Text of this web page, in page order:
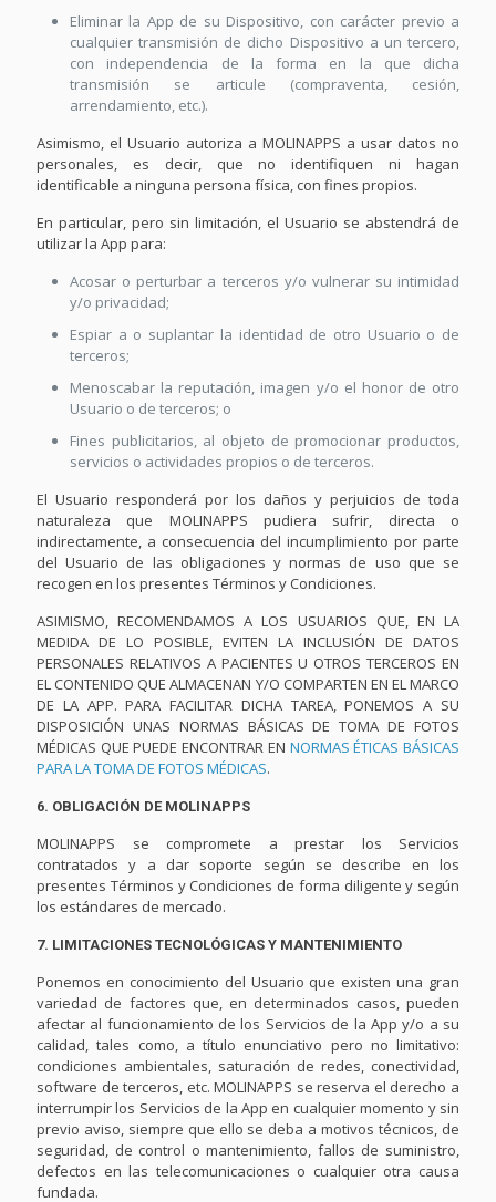
Eliminar la App de su Dispositivo, con carácter previo a
cualquier transmisión de dicho Dispositivo a un tercero,
con independencia de la forma en la que dicha
transmisión se articule (compraventa, cesión,
arrendamiento, etc.).
Asimismo, el Usuario autoriza a MOLINAPPS a usar datos no
personales, es decir, que no identifiquen ni hagan
identificable a ninguna persona física, con fines propios.
En particular, pero sin limitación, el Usuario se abstendrá de
utilizar la App para:
Acosar o perturbar a terceros y/o vulnerar su intimidad
y/o privacidad;
Espiar a o suplantar la identidad de otro Usuario o de
terceros;
Menoscabar la reputación, imagen y/o el honor de otro
Usuario o de terceros; o
Fines publicitarios, al objeto de promocionar productos,
servicios o actividades propios o de terceros.
El Usuario responderá por los daños y perjuicios de toda
naturaleza que MOLINAPPS pudiera sufrir, directa o
indirectamente, a consecuencia del incumplimiento por parte
del Usuario de las obligaciones y normas de uso que se
recogen en los presentes Términos y Condiciones.
ASIMISMO, RECOMENDAMOS A LOS USUARIOS QUE, EN LA
MEDIDA DE LO POSIBLE, EVITEN LA INCLUSIÓN DE DATOS
PERSONALES RELATIVOS A PACIENTES U OTROS TERCEROS EN
EL CONTENIDO QUE ALMACENAN Y/O COMPARTEN EN EL MARCO
DE LA APP. PARA FACILITAR DICHA TAREA, PONEMOS A SU
DISPOSICIÓN UNAS NORMAS BÁSICAS DE TOMA DE FOTOS
MÉDICAS QUE PUEDE ENCONTRAR EN NORMAS ÉTICAS BÁSICAS
PARA LA TOMA DE FOTOS MÉDICAS.
6. OBLIGACIÓN DE MOLINAPPS
MOLINAPPS se compromete a prestar los Servicios
contratados y a dar soporte según se describe en los
presentes Términos y Condiciones de forma diligente y según
los estándares de mercado.
7. LIMITACIONES TECNOLÓGICAS Y MANTENIMIENTO
Ponemos en conocimiento del Usuario que existen una gran
variedad de factores que, en determinados casos, pueden
afectar al funcionamiento de los Servicios de la App y/o a su
calidad, tales como, a título enunciativo pero no limitativo:
condiciones ambientales, saturación de redes, conectividad,
software de terceros, etc. MOLINAPPS se reserva el derecho a
interrumpir los Servicios de la App en cualquier momento y sin
previo aviso, siempre que ello se deba a motivos técnicos, de
seguridad, de control o mantenimiento, fallos de suministro,
defectos en las telecomunicaciones o cualquier otra causa
fundada.